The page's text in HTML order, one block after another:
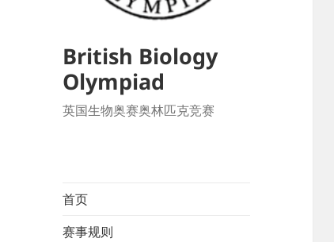
British Biology
Olympiad
英国生物奥赛奥林匹克竞赛
首页
赛事规则